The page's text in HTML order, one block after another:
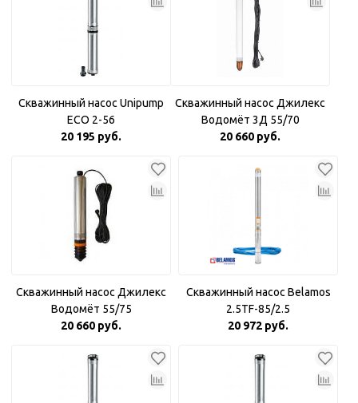
Скважинный насос Unipump
ECO 2-56
20 195 руб.
Скважинный насос Джилекс
Водомёт 3Д 55/70
20 660 руб.
Скважинный насос Джилекс
Водомёт 55/75
20 660 руб.
Скважинный насос Belamos
2.5TF-85/2.5
20 972 руб.